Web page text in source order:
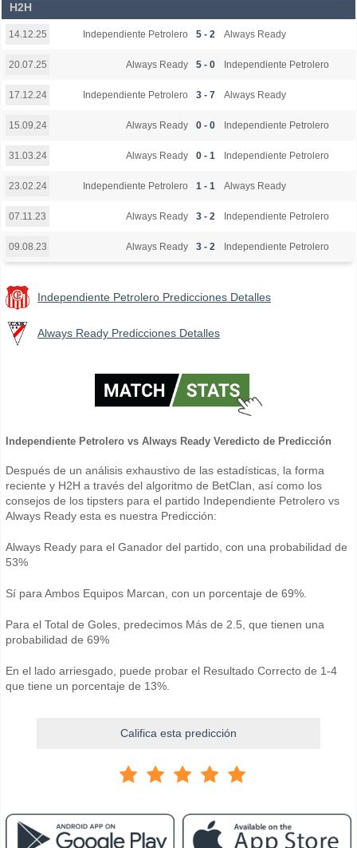
H2H
14.12.25 Independiente Petrolero 5 - 2 Always Ready
20.07.25 Always Ready 5 - 0 Independiente Petrolero
17.12.24 Independiente Petrolero 3 - 7 Always Ready
15.09.24 Always Ready 0 - 0 Independiente Petrolero
31.03.24 Always Ready 0 - 1 Independiente Petrolero
23.02.24 Independiente Petrolero 1 - 1 Always Ready
07.11.23 Always Ready 3 - 2 Independiente Petrolero
09.08.23 Always Ready 3 - 2 Independiente Petrolero
Independiente Petrolero Predicciones Detalles
Always Ready Predicciones Detalles
Independiente Petrolero vs Always Ready Veredicto de Predicción
Después de un análisis exhaustivo de las estadísticas, la forma
reciente y H2H a través del algoritmo de BetClan, así como los
consejos de los tipsters para el partido Independiente Petrolero vs
Always Ready esta es nuestra Predicción:
Always Ready para el Ganador del partido, con una probabilidad de
53%
Sí para Ambos Equipos Marcan, con un porcentaje de 69%.
Para el Total de Goles, predecimos Más de 2.5, que tienen una
probabilidad de 69%
En el lado arriesgado, puede probar el Resultado Correcto de 1-4
que tiene un porcentaje de 13%.
Califica esta predicción